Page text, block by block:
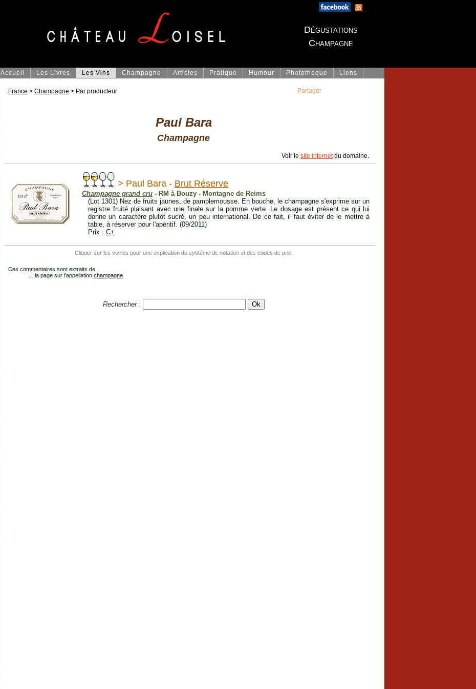
Dégustations
Champagne
Accueil Les Livres Les Vins Champagne Articles Pratique Humour Photothèque Liens
France > Champagne > Par producteur
Paul Bara
Champagne
Voir le site internetdu domaine.
> Paul Bara - Brut Réserve
Champagne grand cru - RM à Bouzy - Montagne de Reims
(Lot 1301) Nez de fruits jaunes, de pamplemousse. En bouche, le champagne s'exprime sur un
registre fruité plaisant avec une finale sur la pomme verte. Le dosage est présent ce qui lui
donne un caractère plutôt sucré, un peu international. De ce fait, il faut éviter de le mettre à
table, à réserver pour l'apéritif. (09/2011)
Prix : C+
Cliquer sur les verres pour une explication du système de notation et des codes de prix.
Ces commentaires sont extraits de...
... la page sur l'appellation champagne
Rechercher :
Partager